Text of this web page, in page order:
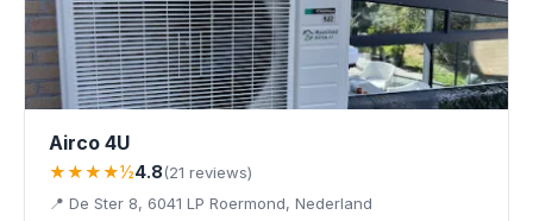
Airco 4U
★★★★½4.8(21 reviews)
📍 De Ster 8, 6041 LP Roermond, Nederland